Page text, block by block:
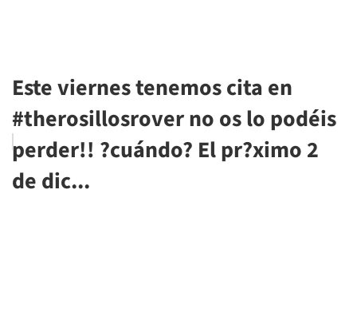
Este viernes tenemos cita en
#therosillosrover no os lo podéis
perder!! ?cuándo? El pr?ximo 2
de dic...